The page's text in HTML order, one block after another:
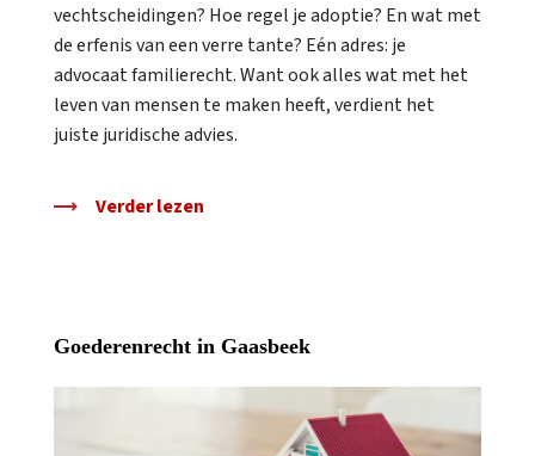
vechtscheidingen? Hoe regel je adoptie? En wat met
de erfenis van een verre tante? Eén adres: je
advocaat familierecht. Want ook alles wat met het
leven van mensen te maken heeft, verdient het
juiste juridische advies.
Verder lezen
Goederenrecht in Gaasbeek